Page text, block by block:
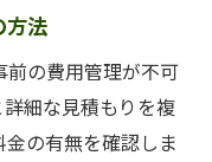
方法
の費用管理が不可
細な見積もりを複
の有無を確認しま